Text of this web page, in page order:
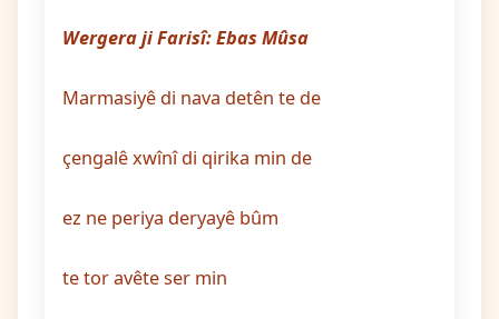
Wergera ji Farisî: Ebas Mûsa
Marmasiyê di nava detên te de
çengalê xwînî di qirika min de
ez ne periya deryayê bûm
te tor avête ser min